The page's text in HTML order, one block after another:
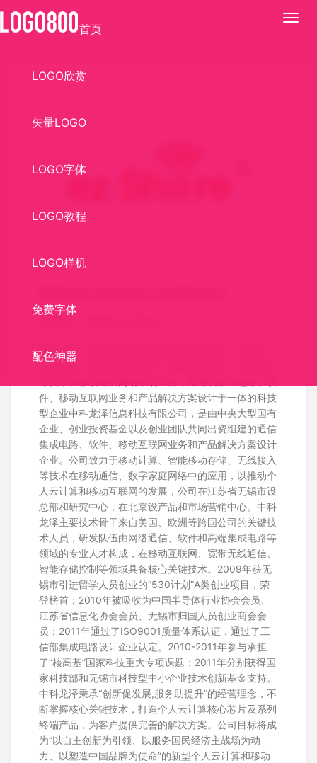
展
首页
LOGO欣赏
矢量LOGO
LOGO字体
LOGO教程
LOGO样机
免费字体
配色神器
标志介绍：无锡中科龙泽信息科技有限公司，易享派
ezShare，致力于移动计算、智能移动存储、无线接入
件、移动互联网业务和产品解决方案设计于一体的科技
型企业中科龙泽信息科技有限公司，是由中央大型国有
企业、创业投资基金以及创业团队共同出资组建的通信
集成电路、软件、移动互联网业务和产品解决方案设计
企业。公司致力于移动计算、智能移动存储、无线接入
等技术在移动通信、数字家庭网络中的应用，以推动个
人云计算和移动互联网的发展，公司在江苏省无锡市设
总部和研究中心，在北京设产品和市场营销中心。中科
龙泽主要技术骨干来自美国、欧洲等跨国公司的关键技
术人员，研发队伍由网络通信、软件和高端集成电路等
领域的专业人才构成，在移动互联网、宽带无线通信、
智能存储控制等领域具备核心关键技术。2009年获无
锡市引进留学人员创业的“530计划”A类创业项目，荣
登榜首；2010年被吸收为中国半导体行业协会会员、
江苏省信息化协会会员、无锡市归国人员创业商会会
员；2011年通过了ISO9001质量体系认证，通过了工
信部集成电路设计企业认定。2010-2011年参与承担
了“核高基”国家科技重大专项课题；2011年分别获得国
家科技部和无锡市科技型中小企业技术创新基金支持。
中科龙泽秉承“创新促发展,服务助提升”的经营理念，不
断掌握核心关键技术，打造个人云计算核心芯片及系列
终端产品，为客户提供完善的解决方案。公司目标将成
为“以自主创新为引领、以服务国民经济主战场为动
力、以塑造中国品牌为使命”的新型个人云计算和移动